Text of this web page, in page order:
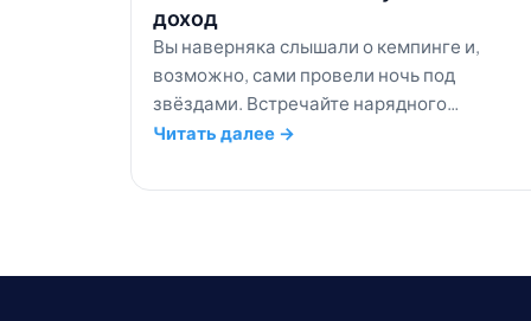
доход
Вы наверняка слышали о кемпинге и,
возможно, сами провели ночь под
звёздами. Встречайте нарядного
родственника кемпинга, глэмпинг! Зима
получить впечатления от отдыха на
решением. В этом блоге мы расскажем,
Читать далее →